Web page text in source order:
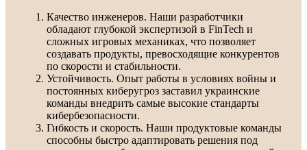
Качество инженеров. Наши разработчики
обладают глубокой экспертизой в FinTech и
сложных игровых механиках, что позволяет
создавать продукты, превосходящие конкурентов
по скорости и стабильности.
Устойчивость. Опыт работы в условиях войны и
постоянных киберугроз заставил украинские
команды внедрить самые высокие стандарты
кибербезопасности.
Гибкость и скорость. Наши продуктовые команды
способны быстро адаптировать решения под